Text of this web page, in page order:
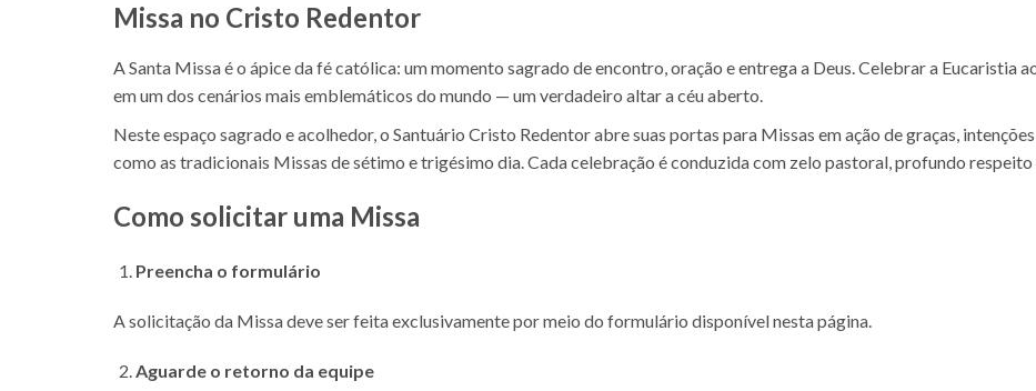
Missa no Cristo Redentor
A Santa Missa é o ápice da fé católica: um momento sagrado de encontro, oração e entrega a Deus. Celebrar a Eucaristia
em um dos cenários mais emblemáticos do mundo — um verdadeiro altar a céu aberto.
Neste espaço sagrado e acolhedor, o Santuário Cristo Redentor abre suas portas para Missas em ação de graças,
como as tradicionais Missas de sétimo e trigésimo dia. Cada celebração é conduzida com zelo pastoral, profundo
Como solicitar uma Missa
Preencha o formulário
A solicitação da Missa deve ser feita exclusivamente por meio do formulário disponível nesta página.
Aguarde o retorno da equipe